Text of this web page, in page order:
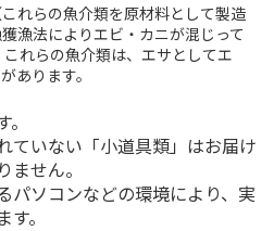
れらの魚介類を原材料として製造
漁法によりエビ・カニが混じって
れらの魚介類は、エサとしてエ
あります。
ていない「小道具類」はお届け
せん。
パソコンなどの環境により、実
。